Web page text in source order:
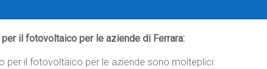
il fotovoltaico per le aziende di Ferrara:
per il fotovoltaico per le aziende sono molteplici: